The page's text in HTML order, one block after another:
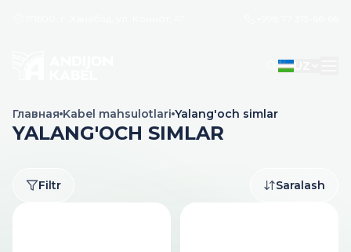
Главная Kabel mahsulotlari Yalang'och simlar
YALANG'OCH SIMLAR
Filtr Saralash